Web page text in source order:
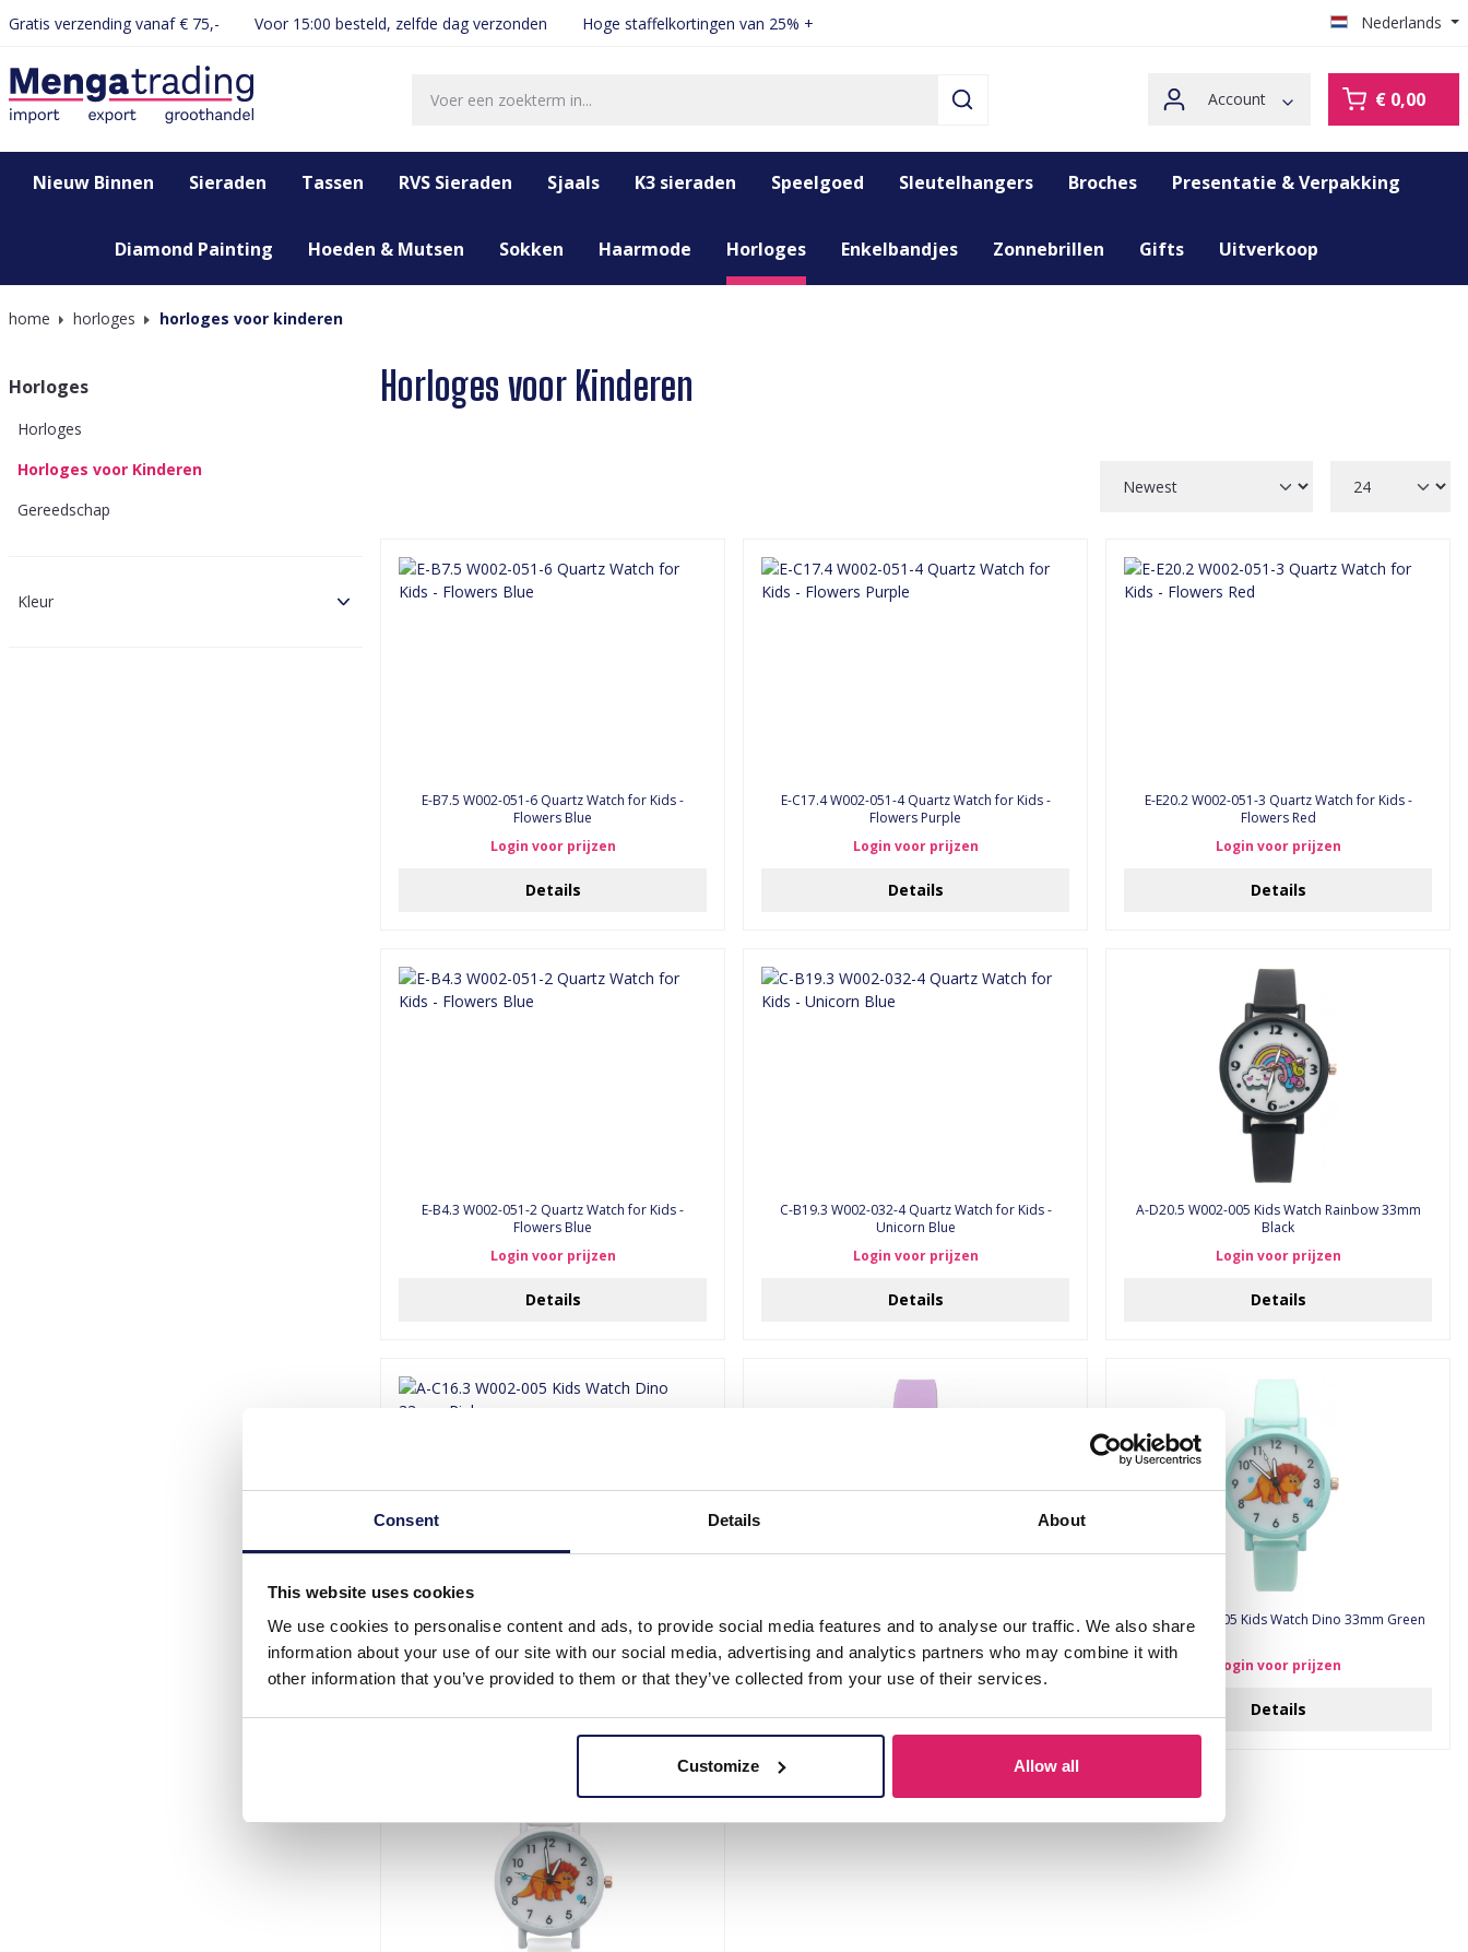
Consent Details About
This website uses cookies
We use cookies to personalise content and ads, to provide social media features and to analyse our traffic. We also share
information about your use of our site with our social media, advertising and analytics partners who may combine it with
other information that you’ve provided to them or that they’ve collected from your use of their services.
Customize Allow all
Ga naar de hoofdnavigatie
Gratis verzending vanaf € 75,- Voor 15:00 besteld, zelfde dag verzonden Hoge staffelkortingen van 25% + Nederlands
Account € 0,00
Nieuw Binnen Sieraden Tassen RVS Sieraden Sjaals K3 sieraden Speelgoed Sleutelhangers Broches Presentatie & Verpakking
Diamond Painting Hoeden & Mutsen Sokken Haarmode Horloges Enkelbandjes Zonnebrillen Gifts Uitverkoop
home horloges horloges voor kinderen
Horloges
Horloges
Horloges voor Kinderen
Gereedschap
Kleur
Horloges voor Kinderen
E-B7.5 W002-051-6 Quartz Watch for Kids -
Flowers Blue
Login voor prijzen
Details
E-C17.4 W002-051-4 Quartz Watch for Kids -
Flowers Purple
Login voor prijzen
Details
E-E20.2 W002-051-3 Quartz Watch for Kids -
Flowers Red
Login voor prijzen
Details
E-B4.3 W002-051-2 Quartz Watch for Kids -
Flowers Blue
Login voor prijzen
Details
C-B19.3 W002-032-4 Quartz Watch for Kids -
Unicorn Blue
Login voor prijzen
Details
A-D20.5 W002-005 Kids Watch Rainbow 33mm
Black
Login voor prijzen
Details
A-C16.3 W002-005 Kids Watch Dino 33mm Pink A-C20.1 W002-005 Kids Watch Dino 33mm Purple
Login voor prijzen
A-C6.1 W002-005 Kids Watch Dino 33mm Green
Login voor prijzen
Details